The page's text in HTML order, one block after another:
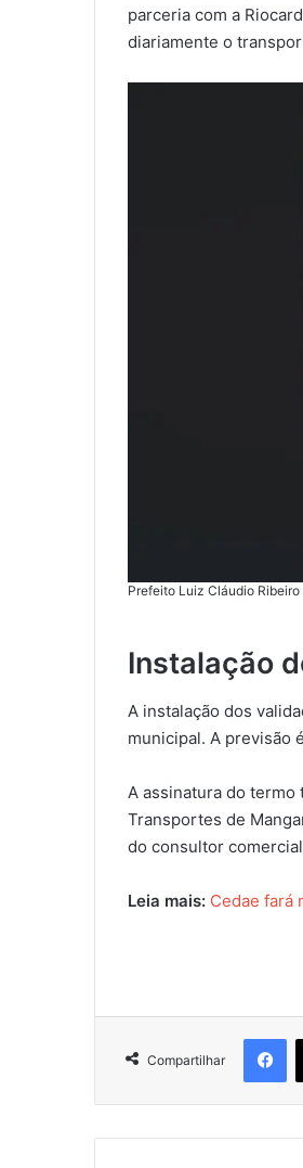
parceria com a
diariamente o
Prefeito Luiz Cláudio
Instalação
A instalação dos
municipal. A previsão
A assinatura do termo
Transportes de
do consultor
Leia mais: Cedae fará
Compartilhar